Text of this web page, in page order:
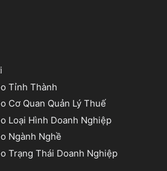
Tỉnh Thành
Cơ Quan Quản Lý Thuế
Loại Hình Doanh Nghiệp
Ngành Nghề
Trạng Thái Doanh Nghiệp